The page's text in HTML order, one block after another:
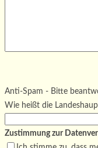
Bitte lasse dieses Feld leer.
Anti-Spam - Bitte
Wie heißt die
Zustimmung zur